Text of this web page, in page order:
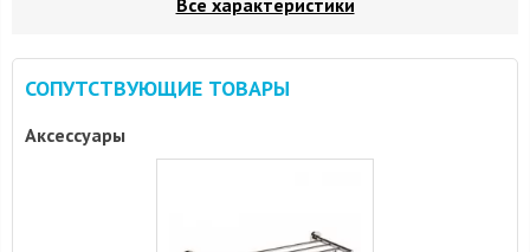
Все характеристики
СОПУТСТВУЮЩИЕ ТОВАРЫ
Аксессуары